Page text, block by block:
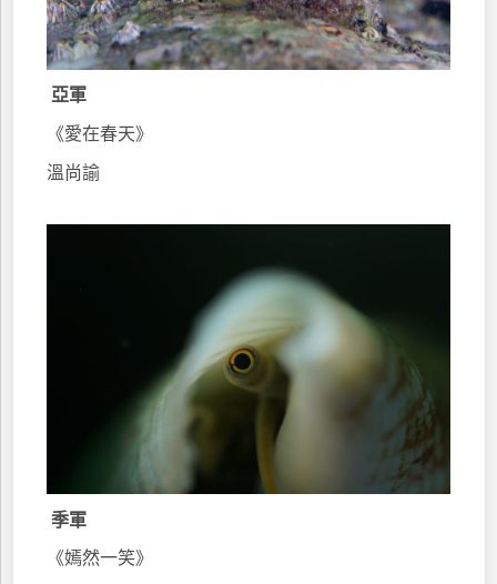
亞軍
《愛在春天》
溫尚諭
季軍
《嫣然一笑》